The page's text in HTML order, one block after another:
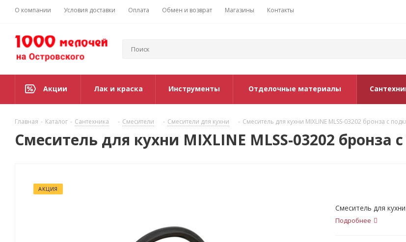
О компании Условия доставки Оплата Обмен и возврат Магазины Контакты
Акции Лак и краска Инструменты Отделочные материалы
Главная - Каталог - Сантехника - Смесители - Смесители для кухни - Смеситель для кухни MIXLINE MLSS-03202 бронза с
Смеситель для кухни MIXLINE MLSS-03202 бронза
АКЦИЯ
Смеситель для
Подробнее